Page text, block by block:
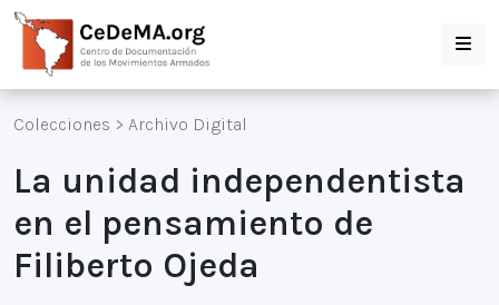
Colecciones > Archivo Digital
La unidad independentista
en el pensamiento de
Filiberto Ojeda